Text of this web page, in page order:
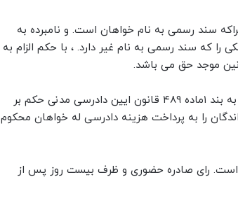
سند رسمی به نام خواهان است. و نامبرده به
را که سند رسمی به نام غیر دارد. ، با حکم الزام به
موجد حق می باشد.
بنابراین با اوصاف مذکور دادگاه خواسته خواهان را در این قسمت وارد دانسته و مستندا به بند ۱ماده ۴۸۹ قانون ایین دادرسی مدنی حکم بر
تسبیب خواندگان را به پرداخت هزینه دادرسی له خواهان محکوم
رای صادره حضوری و ظرف بیست روز پس از